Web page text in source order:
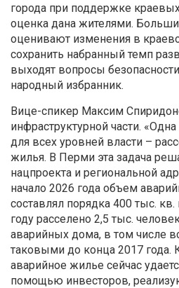
города при поддержке
оценка дана жителями.
оценивают изменения в
сохранить набранный темп
выходят вопросы
народный избранник.
Вице-спикер Максим
инфраструктурной части.
для всех уровней власти –
жилья. В Перми эта задача
нацпроекта и региональной
начало 2026 года объем
составлял порядка 400 тыс.
году расселено 2,5 тыс.
аварийных дома, в том числе
таковыми до конца 2017 года.
аварийное жилье сейчас
помощью инвесторов,